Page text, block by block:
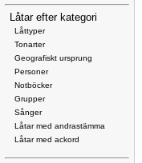
Låtar efter kategori
Låttyper
Tonarter
Geografiskt ursprung
Personer
Notböcker
Grupper
Sånger
Låtar med andrastämma
Låtar med ackord